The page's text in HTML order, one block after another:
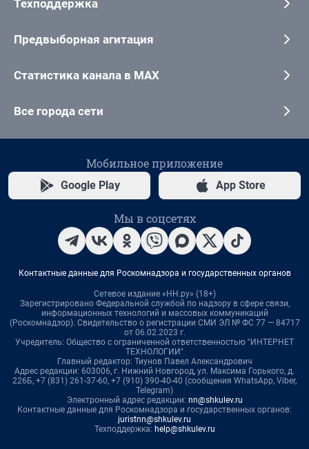
Техподдержка
Предвыборная агитация
Статистика канала в MAX
Все города сети
Мобильное приложение
Google Play App Store
Мы в соцсетях
Контактные данные для Роскомнадзора и государственных органов
Сетевое издание «НН.ру» (18+)
Зарегистрировано Федеральной службой по надзору в сфере связи,
информационных технологий и массовых коммуникаций
(Роскомнадзор). Свидетельство о регистрации СМИ ЭЛ № ФС 77 — 84717
от 06.02.2023 г.
Учредитель: Общество с ограниченной ответственностью "ИНТЕРНЕТ
ТЕХНОЛОГИИ"
Главный редактор: Тиунов Павел Александрович
Адрес редакции: 603006, г. Нижний Новгород, ул. Максима Горького, д.
226Б, +7 (831) 261-37-60, +7 (910) 390-40-40 (сообщения WhatsApp, Viber,
Telegram)
Электронный адрес редакции: nn@shkulev.ru
Контактные данные для Роскомнадзора и государственных органов:
juristnn@shkulev.ru
Техподдержка: help@shkulev.ru